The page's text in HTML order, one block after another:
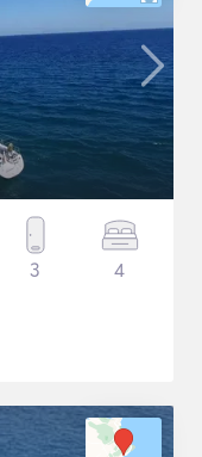
3 4